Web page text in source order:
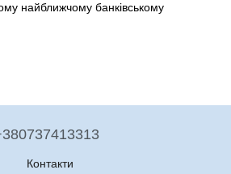
найближчому банківському
Контакти